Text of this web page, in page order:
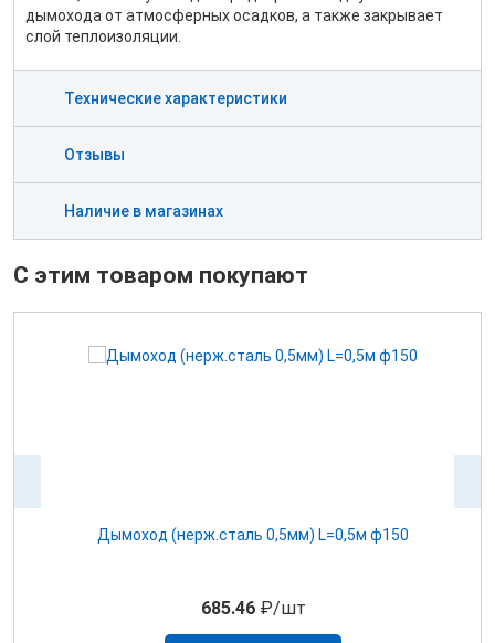
дымохода от атмосферных осадков, а также закрывает
слой теплоизоляции.
Технические характеристики
Отзывы
Наличие в магазинах
С этим товаром покупают
Дымоход (нерж.сталь 0,5мм) L=0,5м ф150
685.46₽/шт